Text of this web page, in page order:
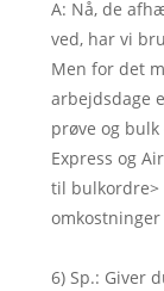
A: Nå, de
ved, har vi
Men for det
arbejdsdage
prøve og
Express og
til bulkordre>
6) Sp.: Giver